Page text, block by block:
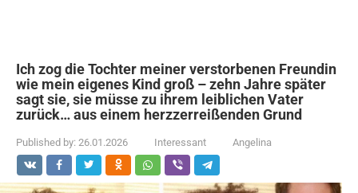
Ich zog die Tochter meiner verstorbenen Freundin
wie mein eigenes Kind groß – zehn Jahre später
sagt sie, sie müsse zu ihrem leiblichen Vater
zurück… aus einem herzzerreißenden Grund
Published by: 26.01.2026 Interessant Angelina